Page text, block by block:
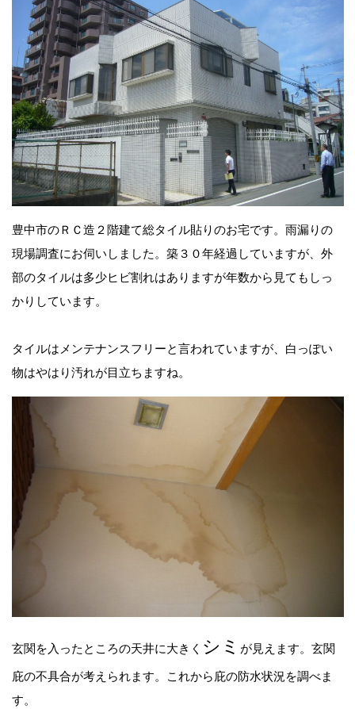
豊中市のＲＣ造２階建て総タイル貼りのお宅です。雨漏りの
現場調査にお伺いしました。築３０年経過していますが、外
部のタイルは多少ヒビ割れはありますが年数から見てもしっ
かりしています。
タイルはメンテナンスフリーと言われていますが、白っぽい
物はやはり汚れが目立ちますね。
玄関を入ったところの天井に大きく シミ が見えます。玄関
庇の不具合が考えられます。これから庇の防水状況を調べま
す。